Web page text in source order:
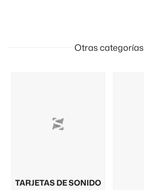
Otras categorías
TARJETAS DE SONIDO